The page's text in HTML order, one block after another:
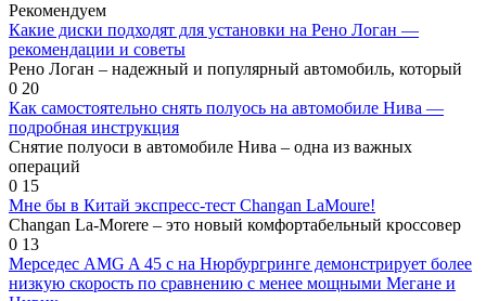
Рекомендуем
Какие диски подходят для установки на Рено Логан —
рекомендации и советы
Рено Логан – надежный и популярный автомобиль, который
0 20
Как самостоятельно снять полуось на автомобиле Нива —
подробная инструкция
Снятие полуоси в автомобиле Нива – одна из важных
операций
0 15
Мне бы в Китай экспресс-тест Changan LaMoure!
Changan La-Morere – это новый комфортабельный кроссовер
0 13
Мерседес AMG A 45 с на Нюрбургринге демонстрирует более
низкую скорость по сравнению с менее мощными Мегане и